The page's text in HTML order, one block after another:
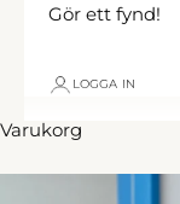
Gör ett fynd!
LOGGA IN
Varukorg